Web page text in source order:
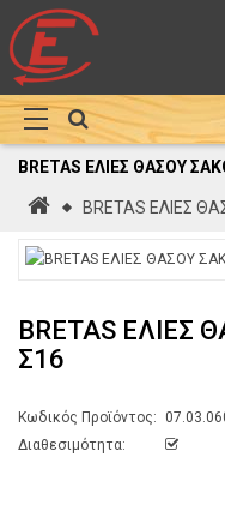
Show
Megamenu
BRETAS ΕΛΙΕΣ ΘΑΣΟΥ
ΑρχικήBRETAS ΕΛΙΕΣ
BRETAS ΕΛΙΕΣ
Σ16
Κωδικός Προϊόντος:
Διαθεσιμότητα: